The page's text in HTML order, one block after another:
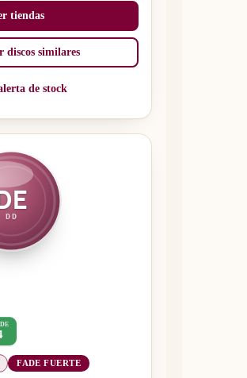
tiendas
discos similares
de stock
DD
FADE FUERTE